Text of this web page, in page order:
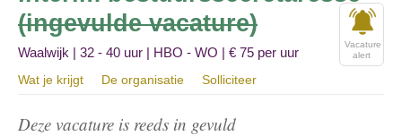
(ingevulde vacature)
Vacature
alert
Waalwijk | 32 - 40 uur | HBO - WO | € 75 per uur
Wat je krijgt De organisatie Solliciteer
Deze vacature is reeds in gevuld